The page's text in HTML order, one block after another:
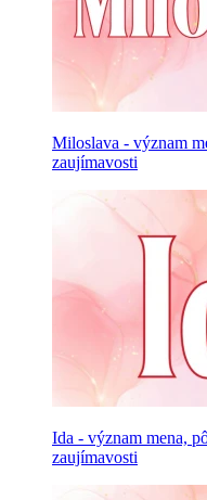
Miloslava - význam
zaujímavosti
Ida - význam mena,
zaujímavosti